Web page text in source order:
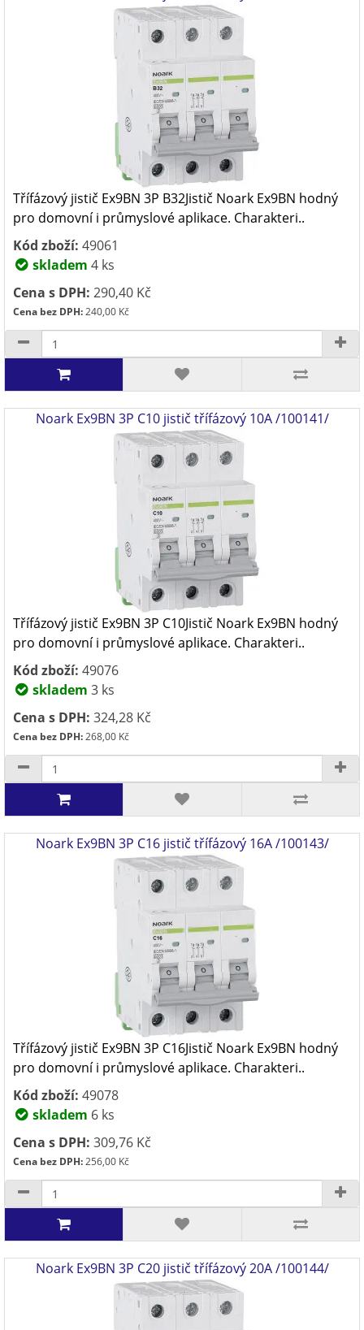
Třífázový jistič Ex9BN 3P B32Jistič Noark Ex9BN hodný
pro domovní i průmyslové aplikace. Charakteri..
Kód zboží: 49061
skladem 4 ks
Cena s DPH: 290,40 Kč
Cena bez DPH:240,00 Kč
Noark Ex9BN 3P C10 jistič třífázový 10A /100141/
Třífázový jistič Ex9BN 3P C10Jistič Noark Ex9BN hodný
pro domovní i průmyslové aplikace. Charakteri..
Kód zboží: 49076
skladem 3 ks
Cena s DPH: 324,28 Kč
Cena bez DPH:268,00 Kč
Noark Ex9BN 3P C16 jistič třífázový 16A /100143/
Třífázový jistič Ex9BN 3P C16Jistič Noark Ex9BN hodný
pro domovní i průmyslové aplikace. Charakteri..
Kód zboží: 49078
skladem 6 ks
Cena s DPH: 309,76 Kč
Cena bez DPH:256,00 Kč
Noark Ex9BN 3P C20 jistič třífázový 20A /100144/